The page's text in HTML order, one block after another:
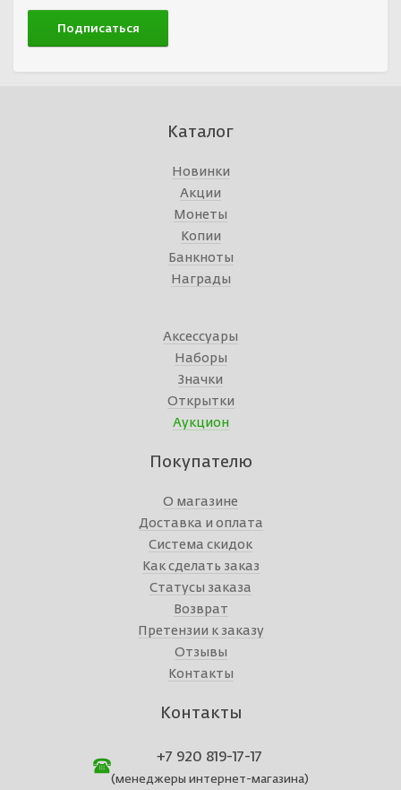
Каталог
Новинки
Акции
Монеты
Копии
Банкноты
Награды
Аксессуары
Наборы
Значки
Открытки
Аукцион
Покупателю
О магазине
Доставка и оплата
Система скидок
Как сделать заказ
Статусы заказа
Возврат
Претензии к заказу
Отзывы
Контакты
Контакты
+7 920 819-17-17
(менеджеры интернет-магазина)